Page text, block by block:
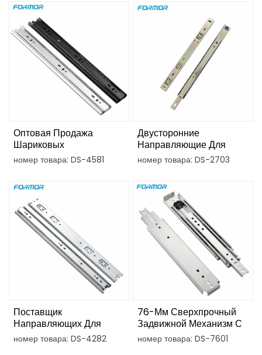
Легких Нагрузок.
Оптовая Продажа
Шариковых
Направляющих Для
Выдвижных Ящиков
номер товара: DS-4581
Двусторонние
Направляющие Для
Выдвижных Ящиков Из
Холоднокатаной Стали,
номер товара: DS-2703
Поставщик
Направляющих Для
Выдвижных Ящиков На
Шарикоподшипниках
номер товара: DS-4282
76-Мм Сверхпрочный
Задвижной Механизм С
Блестящим Радужным
Покрытием И Замком
номер товара: DS-7601